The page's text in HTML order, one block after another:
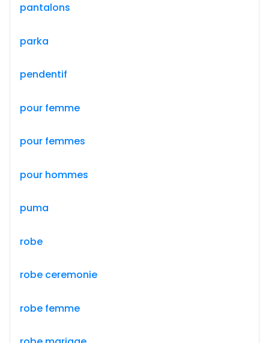
pantalons
parka
pendentif
pour femme
pour femmes
pour hommes
puma
robe
robe ceremonie
robe femme